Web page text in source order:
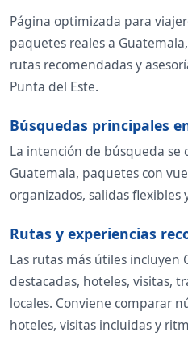
Página optimizada para
paquetes reales a
rutas recomendadas y
Punta del Este.
Búsquedas principales
La intención de búsqueda se
Guatemala, paquetes con
organizados, salidas flexibles
Rutas y experiencias
Las rutas más útiles incluyen
destacadas, hoteles, visitas,
locales. Conviene comparar
hoteles, visitas incluidas y